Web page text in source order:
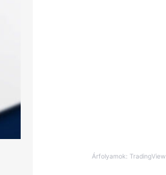
Árfolyamok: TradingView